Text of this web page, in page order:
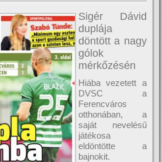
Sigér Dávid
duplája
döntött a nagy
gólok
mérkőzésén
Hiába vezetett a
DVSC a
Ferencváros
otthonában, a
saját nevelésű
játékosa
eldöntötte a
bajnokit.